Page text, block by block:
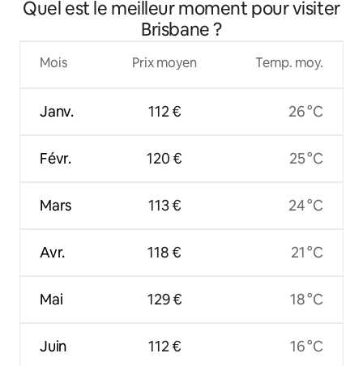
salle de sport et au sauna
Quel est le meilleur moment pour visiter
Brisbane ?
Mois
Janv.
Févr.
Mars
Avr.
Mai
Juin
Prix moyen
112 €
120 €
113 €
118 €
129 €
112 €
Temp. moy.
26 °C
25 °C
24 °C
21 °C
18 °C
16 °C